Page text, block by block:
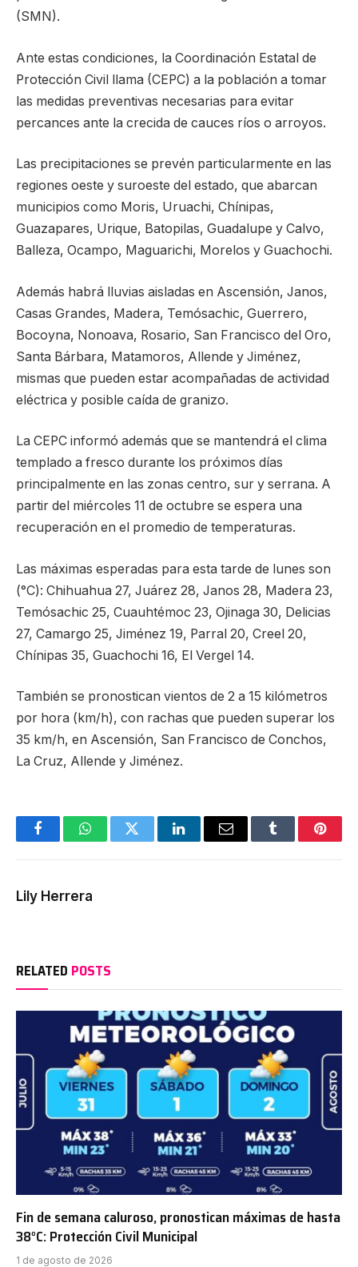
(SMN).
Ante estas condiciones, la Coordinación Estatal de
Protección Civil llama (CEPC) a la población a tomar
las medidas preventivas necesarias para evitar
percances ante la crecida de cauces ríos o arroyos.
Las precipitaciones se prevén particularmente en las
regiones oeste y suroeste del estado, que abarcan
municipios como Moris, Uruachi, Chínipas,
Guazapares, Urique, Batopilas, Guadalupe y Calvo,
Balleza, Ocampo, Maguarichi, Morelos y Guachochi.
Además habrá lluvias aisladas en Ascensión, Janos,
Casas Grandes, Madera, Temósachic, Guerrero,
Bocoyna, Nonoava, Rosario, San Francisco del Oro,
Santa Bárbara, Matamoros, Allende y Jiménez,
mismas que pueden estar acompañadas de actividad
eléctrica y posible caída de granizo.
La CEPC informó además que se mantendrá el clima
templado a fresco durante los próximos días
principalmente en las zonas centro, sur y serrana. A
partir del miércoles 11 de octubre se espera una
recuperación en el promedio de temperaturas.
Las máximas esperadas para esta tarde de lunes son
(°C): Chihuahua 27, Juárez 28, Janos 28, Madera 23,
Temósachic 25, Cuauhtémoc 23, Ojinaga 30, Delicias
27, Camargo 25, Jiménez 19, Parral 20, Creel 20,
Chínipas 35, Guachochi 16, El Vergel 14.
También se pronostican vientos de 2 a 15 kilómetros
por hora (km/h), con rachas que pueden superar los
35 km/h, en Ascensión, San Francisco de Conchos,
La Cruz, Allende y Jiménez.
FacebookWhatsAppTwitter LinkedInEmail Tumblr
Lily Herrera
RELATED POSTS
Fin de semana caluroso, pronostican máximas de hasta
38°C: Protección Civil Municipal
1 de agosto de 2026